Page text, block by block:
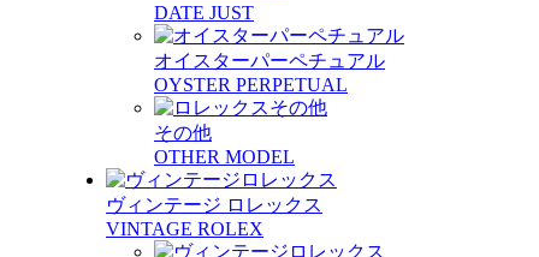
DATE JUST
オイスターパーペチュアル
OYSTER PERPETUAL
その他
OTHER MODEL
ヴィンテージ ロレックス
VINTAGE ROLEX